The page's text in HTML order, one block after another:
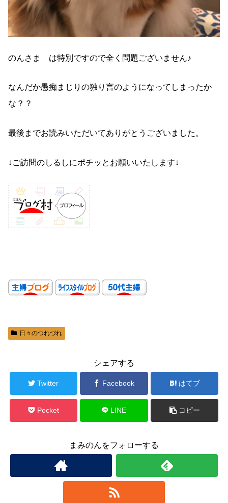
のんさま は特別ですので全く問題ございません♪
なんだか愚痴まじりの独り言のようになってしまったか
な？？
最後までお読みいただいてありがとうございました。
↓ご訪問のしるしにポチッとお願いいたします↓
日々のつれづれ
シェアする
Twitter Facebook はてブ
Pocket LINE コピー
まみのんをフォローする